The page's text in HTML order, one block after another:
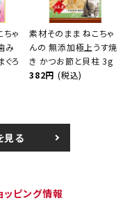
ゃ
み
ぐろ
素材そのまま ねこちゃ
んの 無添加極上うす焼
き かつお節と貝柱 3g
382円 (税込)
見る
ッピング情報